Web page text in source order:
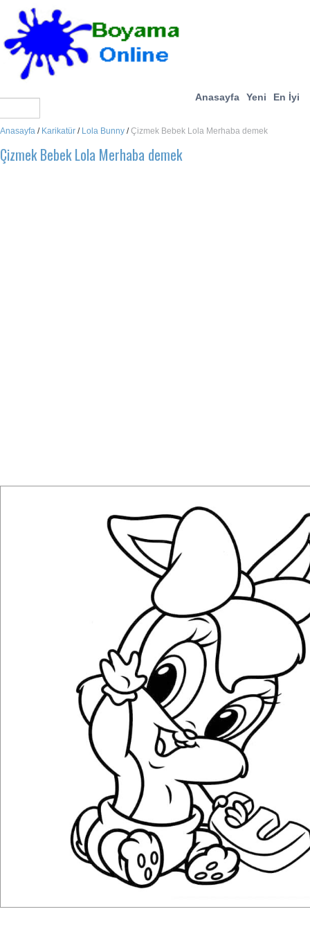
Anasayfa Yeni En İyi
Anasayfa / Karikatür / Lola Bunny /Çizmek Bebek Lola Merhaba demek
Çizmek Bebek Lola Merhaba demek